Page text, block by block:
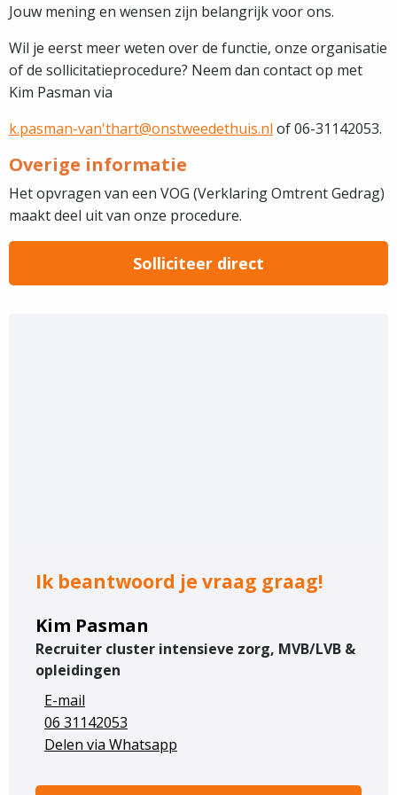
Jouw mening en wensen zijn belangrijk voor ons.
Wil je eerst meer weten over de functie, onze organisatie
of de sollicitatieprocedure? Neem dan contact op met
Kim Pasman via
k.pasman-van'thart@onstweedethuis.nl of 06-31142053.
Overige informatie
Het opvragen van een VOG (Verklaring Omtrent Gedrag)
maakt deel uit van onze procedure.
Solliciteer direct
Ik beantwoord je vraag graag!
Kim Pasman
Recruiter cluster intensieve zorg, MVB/LVB &
opleidingen
E-mail
06 31142053
Delen via Whatsapp